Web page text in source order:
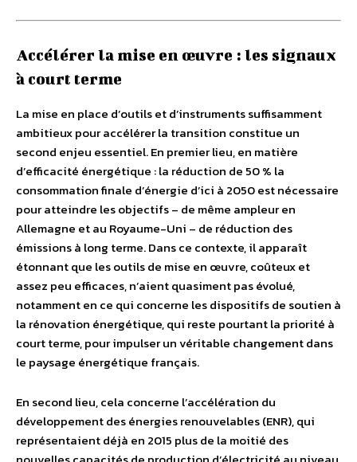
Accélérer la mise en œuvre : les signaux
à court terme
La mise en place d’outils et d’instruments suffisamment
ambitieux pour accélérer la transition constitue un
second enjeu essentiel. En premier lieu, en matière
d’efficacité énergétique : la réduction de 50 % la
consommation finale d’énergie d’ici à 2050 est nécessaire
pour atteindre les objectifs – de même ampleur en
Allemagne et au Royaume-Uni – de réduction des
émissions à long terme. Dans ce contexte, il apparaît
étonnant que les outils de mise en œuvre, coûteux et
assez peu efficaces, n’aient quasiment pas évolué,
notamment en ce qui concerne les dispositifs de soutien à
la rénovation énergétique, qui reste pourtant la priorité à
court terme, pour impulser un véritable changement dans
le paysage énergétique français.
En second lieu, cela concerne l’accélération du
développement des énergies renouvelables (ENR), qui
représentaient déjà en 2015 plus de la moitié des